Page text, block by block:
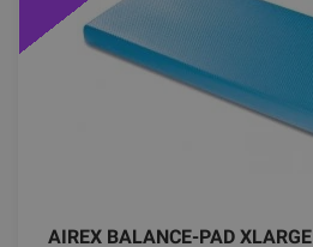
AIREX BALANCE-PAD XLARGE